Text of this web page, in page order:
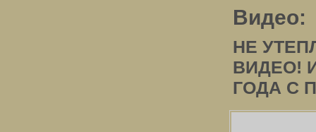
Видео:
НЕ
ВИДЕО!
ГОДА С